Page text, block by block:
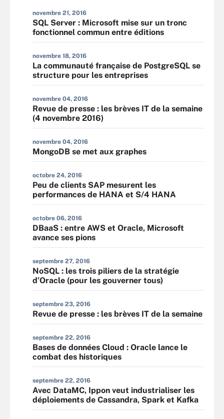
novembre 21, 2016
SQL Server : Microsoft mise sur un tronc
fonctionnel commun entre éditions
novembre 18, 2016
La communauté française de PostgreSQL se
structure pour les entreprises
novembre 04, 2016
Revue de presse : les brèves IT de la semaine
(4 novembre 2016)
novembre 04, 2016
MongoDB se met aux graphes
octobre 24, 2016
Peu de clients SAP mesurent les
performances de HANA et S/4 HANA
octobre 06, 2016
DBaaS : entre AWS et Oracle, Microsoft
avance ses pions
septembre 27, 2016
NoSQL : les trois piliers de la stratégie
d’Oracle (pour les gouverner tous)
septembre 23, 2016
Revue de presse : les brèves IT de la semaine
septembre 22, 2016
Bases de données Cloud : Oracle lance le
combat des historiques
septembre 22, 2016
Avec DataMC, Ippon veut industrialiser les
déploiements de Cassandra, Spark et Kafka